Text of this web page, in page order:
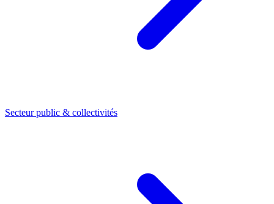
Secteur public & collectivités